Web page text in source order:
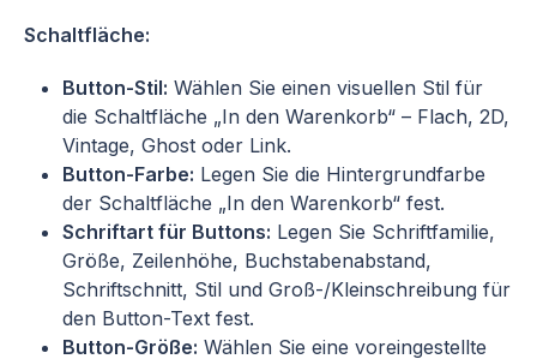
Schaltfläche:
Button-Stil: Wählen Sie einen visuellen Stil für
die Schaltfläche „In den Warenkorb“ – Flach, 2D,
Vintage, Ghost oder Link.
Button-Farbe: Legen Sie die Hintergrundfarbe
der Schaltfläche „In den Warenkorb“ fest.
Schriftart für Buttons: Legen Sie Schriftfamilie,
Größe, Zeilenhöhe, Buchstabenabstand,
Schriftschnitt, Stil und Groß-/Kleinschreibung für
den Button-Text fest.
Button-Größe: Wählen Sie eine voreingestellte